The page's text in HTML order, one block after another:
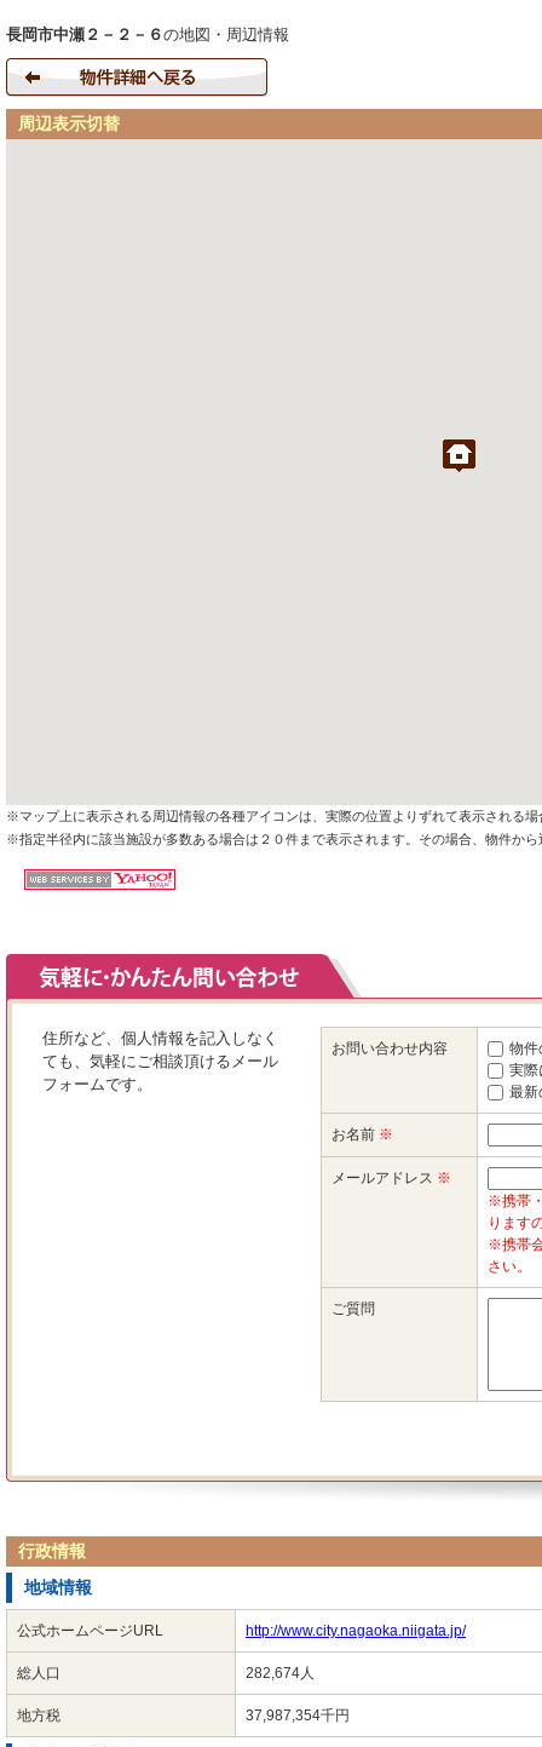
長岡市中瀬２－２－６の地図・周辺情報
周辺表示切替
※マップ上に表示される周辺情報の各種アイコンは、実際の位置よりずれて表示される場
※指定半径内に該当施設が多数ある場合は２０件まで表示されます。その場合、物件か
行政情報
地域情報
公式ホームページURL http://www.city.nagaoka.niigata.jp/
総人口 282,674人
地方税 37,987,354千円